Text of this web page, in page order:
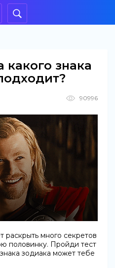
какого знака
90996
раскрыть много секретов
половинку. Пройди тест
зодиака может тебе